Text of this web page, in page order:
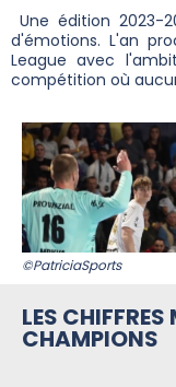
Une édition 2023-
d'émotions. L'an
League avec
compétition où
©PatriciaSports
LES
CHAMPIONS